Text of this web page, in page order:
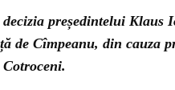
decizia președintelui
de Cîmpeanu, din cauza